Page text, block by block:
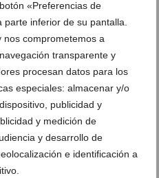
«Preferencias de
inferior de su pantalla.
nos comprometemos a
transparente y
procesan datos para los
especiales: almacenar y/o
publicidad y
y medición de
y desarrollo de
e identificación a
Restaurante Hotel Oliva Nova Golf Resort